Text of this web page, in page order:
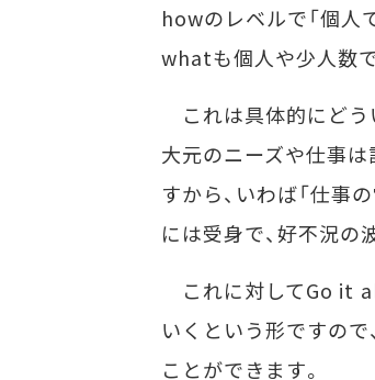
howのレベルで「個人
whatも個人や少人数
これは具体的にどう
大元のニーズや仕事は
すから、いわば「仕事
には受身で、好不況
これに対してGo it
いくという形ですので
ことができます。